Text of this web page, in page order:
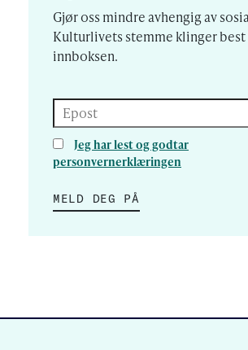
Gjør oss mindre avhengig av
Kulturlivets stemme klinger best
innboksen.
Epost
Jeg har lest og godtar
personvernerklæringen
MELD DEG PÅ